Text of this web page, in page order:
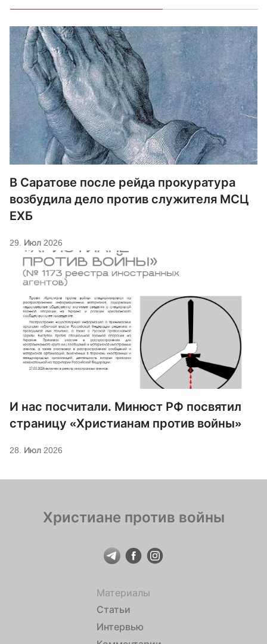
В Саратове после рейда прокуратура
возбудила дело против служителя МСЦ
ЕХБ
29. Июл 2026
И нас посчитали. Минюст РФ посвятил
страницу «Христианам против войны»
28. Июл 2026
Христиане против войны
Материалы
Статьи
Интервью